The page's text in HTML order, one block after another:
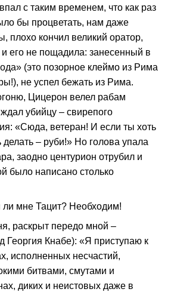
с таким временем, что как раз
бы процветать, нам даже
плохо кончил великий оратор,
его не пощадила: занесенный в
(это позорное клеймо из Рима
не успел бежать из Рима.
Цицерон велел рабам
убийцу – свирепого
«Сюда, ветеран! И если ты хоть
– руби!» Но голова упала
заодно центурион отрубил и
было написано столько
ли мне Тацит? Необходим!
раскрыт передо мной –
Георгия Кнабе): «Я приступаю к
исполненных несчастий,
битвами, смутами и
диких и неистовых даже в